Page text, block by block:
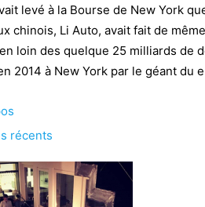
levé à la Bourse de New York
chinois, Li Auto, avait fait de
loin des quelque 25 milliards de
2014 à New York par le géant du
récents